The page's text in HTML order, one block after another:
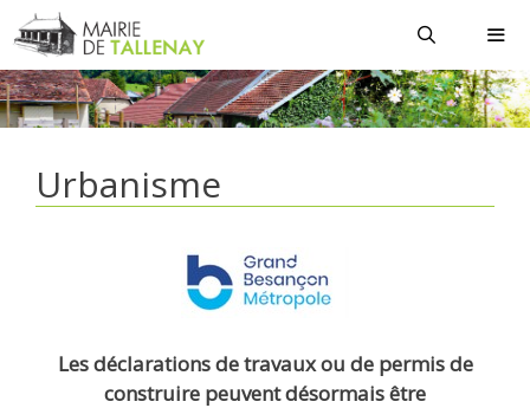
Aller
au
contenu
Urbanisme
Les déclarations de travaux ou de permis de
construire peuvent désormais être